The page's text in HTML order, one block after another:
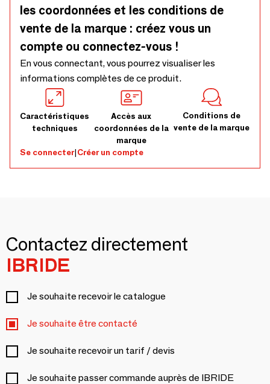
les coordonnées et les conditions de
vente de la marque : créez vous un
compte ou connectez-vous !
En vous connectant, vous pourrez visualiser les
informations complètes de ce produit.
Caractéristiques
techniques
Accès aux
coordonnées de la
marque
Conditions de
vente de la marque
Se connecter|Créer un compte
Contactez directement
IBRIDE
Je souhaite recevoir le catalogue
Je souhaite être contacté
Je souhaite recevoir un tarif / devis
Je souhaite passer commande auprès de IBRIDE